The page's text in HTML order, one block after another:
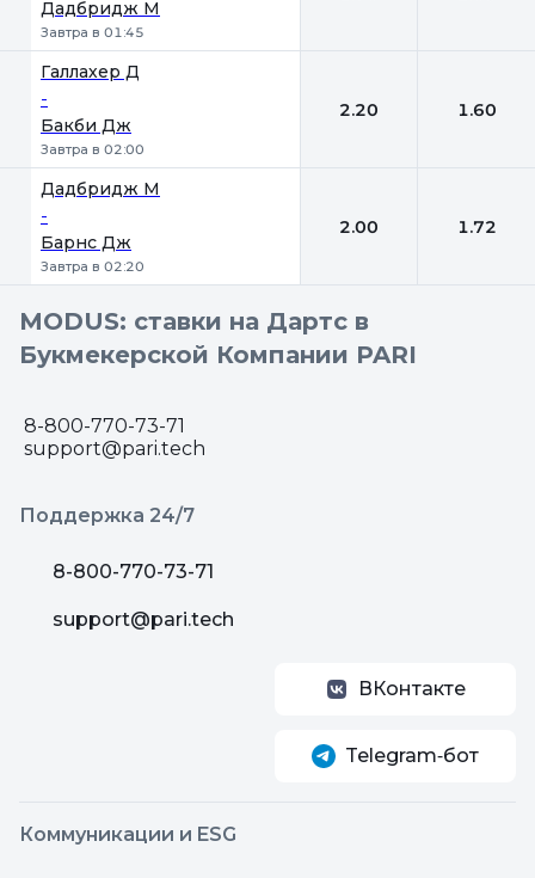
Дадбридж М
Завтра в 01:45
Галлахер Д
-
Бакби Дж
Завтра в 02:00
2.20 1.60
Дадбридж М
-
Барнс Дж
Завтра в 02:20
2.00 1.72
MODUS: ставки на Дартс в
Букмекерской Компании PARI
8-800-770-73-71
support@pari.tech
Поддержка 24/7
8-800-770-73-71
support@pari.tech
ВКонтакте
Telegram‑бот
Коммуникации и ESG